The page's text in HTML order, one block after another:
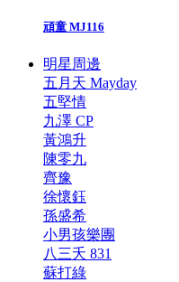
頑童 MJ116
明星周邊
五月天 Mayday
五堅情
九澤 CP
黃鴻升
陳零九
齊豫
徐懷鈺
孫盛希
小男孩樂團
八三夭 831
蘇打綠